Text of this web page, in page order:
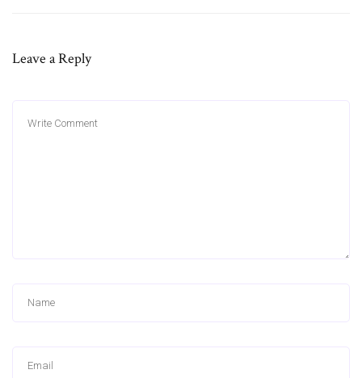
Leave a Reply